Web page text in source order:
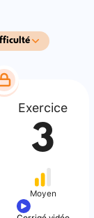
Exercice
3
Moyen